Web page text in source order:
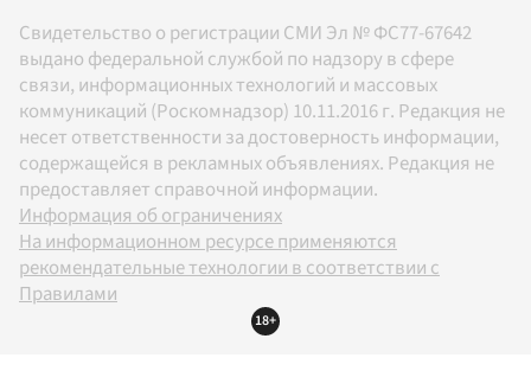
Свидетельство о регистрации СМИ Эл № ФС77-67642
выдано федеральной службой по надзору в сфере
связи, информационных технологий и массовых
коммуникаций (Роскомнадзор) 10.11.2016 г. Редакция не
несет ответственности за достоверность информации,
содержащейся в рекламных объявлениях. Редакция не
предоставляет справочной информации.
Информация об ограничениях
На информационном ресурсе применяются
рекомендательные технологии в соответствии с
Правилами
18+